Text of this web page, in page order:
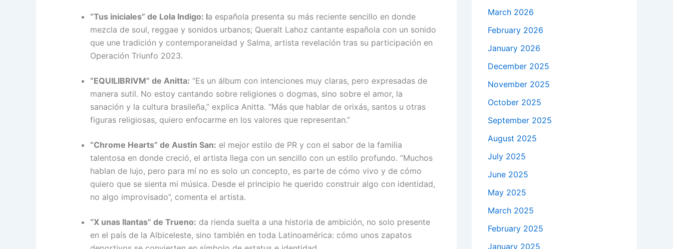
“Tus iniciales” de Lola Indigo: la española presenta su más reciente sencillo en donde
mezcla de soul, reggae y sonidos urbanos; Queralt Lahoz cantante española con un sonido
que une tradición y contemporaneidad y Salma, artista revelación tras su participación en
Operación Triunfo 2023.
“EQUILIBRIVM” de Anitta: “Es un álbum con intenciones muy claras, pero expresadas de
manera sutil. No estoy cantando sobre religiones o dogmas, sino sobre el amor, la
sanación y la cultura brasileña,” explica Anitta. “Más que hablar de orixás, santos u otras
figuras religiosas, quiero enfocarme en los valores que representan.”
“Chrome Hearts” de Austin San: el mejor estilo de PR y con el sabor de la familia
talentosa en donde creció, el artista llega con un sencillo con un estilo profundo. “Muchos
hablan de lujo, pero para mí no es solo un concepto, es parte de cómo vivo y de cómo
quiero que se sienta mi música. Desde el principio he querido construir algo con identidad,
no algo improvisado”, comenta el artista.
“X unas llantas” de Trueno: da rienda suelta a una historia de ambición, no solo presente
en el país de la Albiceleste, sino también en toda Latinoamérica: cómo unos zapatos
March 2026
February 2026
January 2026
December 2025
November 2025
October 2025
September 2025
August 2025
July 2025
June 2025
May 2025
March 2025
February 2025
January 2025